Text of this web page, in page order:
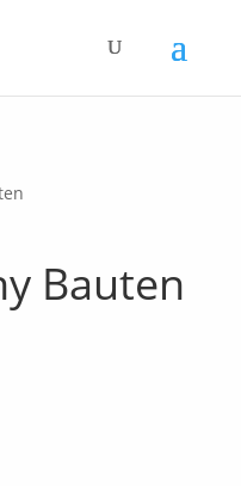
Bauten